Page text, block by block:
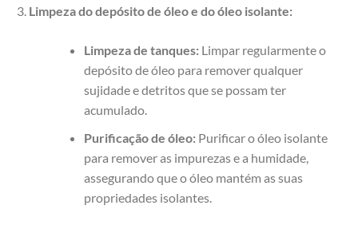
Limpeza do depósito de óleo e do óleo isolante:
Limpeza de tanques:Limpar regularmente o
depósito de óleo para remover qualquer
sujidade e detritos que se possam ter
acumulado.
Purificação de óleo:Purificar o óleo isolante
para remover as impurezas e a humidade,
assegurando que o óleo mantém as suas
propriedades isolantes.